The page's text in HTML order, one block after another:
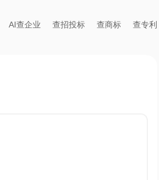
AI查企业 查招投标 查商标 查专利